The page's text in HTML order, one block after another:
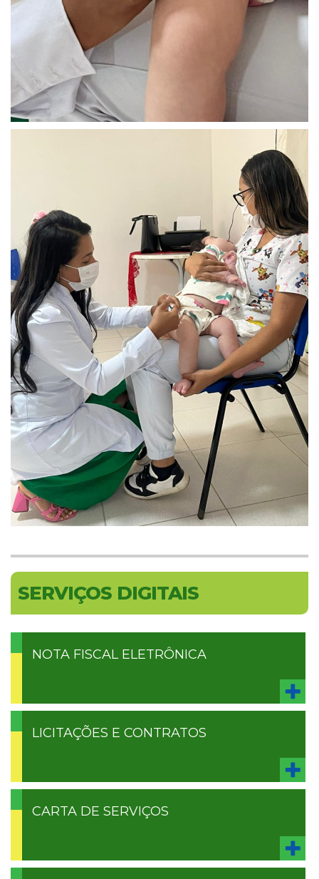
SERVIÇOS DIGITAIS
NOTA FISCAL ELETRÔNICA
LICITAÇÕES E CONTRATOS
CARTA DE SERVIÇOS